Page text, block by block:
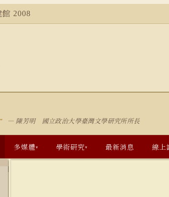
館 2008
— 陳芳明 國立政治大學臺灣文學研究所所長
多媒體▾ 學術研究▾ 最新消息 線上